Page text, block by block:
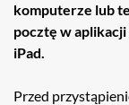
komputerze lub
pocztę w
iPad.
Przed